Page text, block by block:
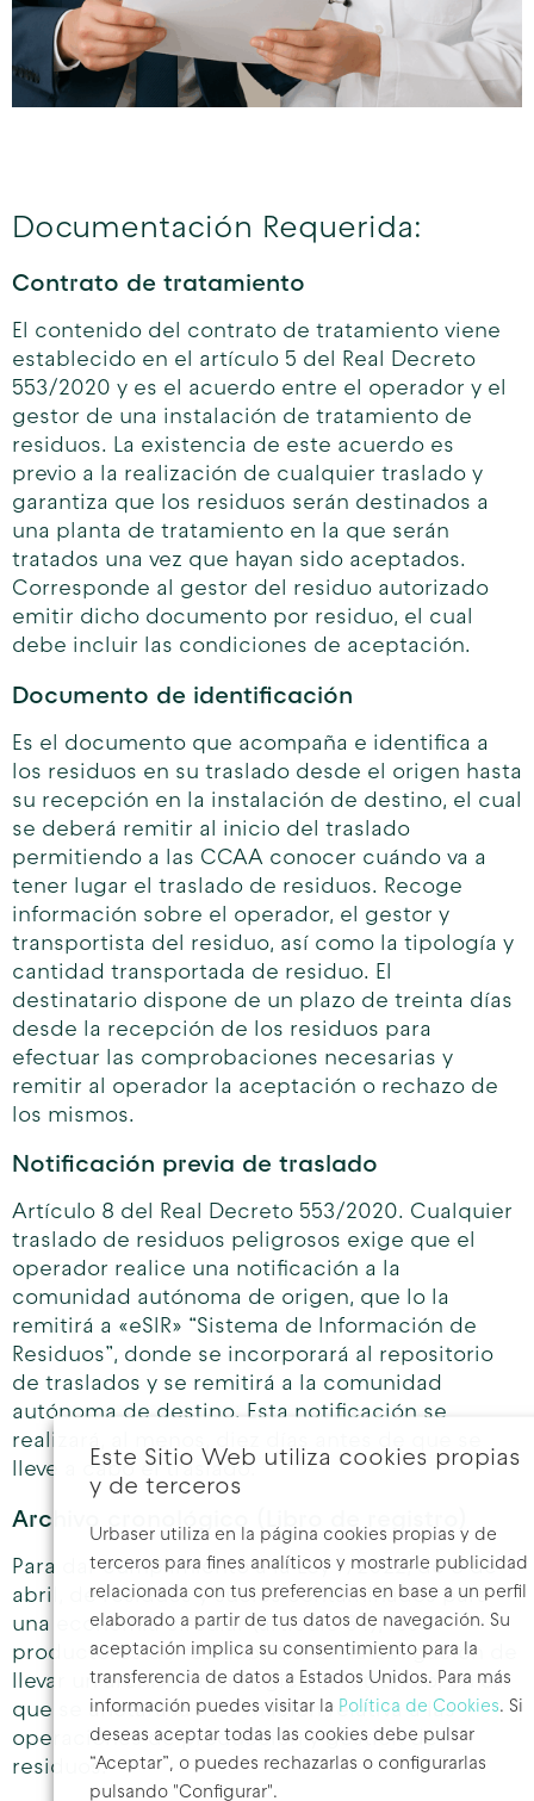
Documentación Requerida:
Contrato de tratamiento
El contenido del contrato de tratamiento viene
establecido en el artículo 5 del Real Decreto
553/2020 y es el acuerdo entre el operador y el
gestor de una instalación de tratamiento de
residuos. La existencia de este acuerdo es
previo a la realización de cualquier traslado y
garantiza que los residuos serán destinados a
una planta de tratamiento en la que serán
tratados una vez que hayan sido aceptados.
Corresponde al gestor del residuo autorizado
emitir dicho documento por residuo, el cual
debe incluir las condiciones de aceptación.
Documento de identificación
Es el documento que acompaña e identifica a
los residuos en su traslado desde el origen hasta
su recepción en la instalación de destino, el cual
se deberá remitir al inicio del traslado
permitiendo a las CCAA conocer cuándo va a
tener lugar el traslado de residuos. Recoge
información sobre el operador, el gestor y
transportista del residuo, así como la tipología y
cantidad transportada de residuo. El
destinatario dispone de un plazo de treinta días
desde la recepción de los residuos para
efectuar las comprobaciones necesarias y
remitir al operador la aceptación o rechazo de
los mismos.
Notificación previa de traslado
Artículo 8 del Real Decreto 553/2020. Cualquier
traslado de residuos peligrosos exige que el
operador realice una notificación a la
comunidad autónoma de origen, que lo la
remitirá a «eSIR» “Sistema de Información de
Residuos”, donde se incorporará al repositorio
de traslados y se remitirá a la comunidad
autónoma de destino. Esta notificación se
realizará, al menos, diez días antes de que se
lleve a cabo el traslado.
Archivo cronológico (Libro de registro)
Para dar cumplimiento a la Ley 7/2022, de 8 de
abril, de residuos y suelos contaminados para
una economía circular (artículo 64), los
productores de residuos tienen la obligación de
llevar un archivo cronológico electrónico, en el
que se anotará la información relativa a las
operaciones de producción y gestión de
residuos:
Este Sitio Web utiliza cookies propias
y de terceros
Urbaser utiliza en la página cookies propias y de
terceros para fines analíticos y mostrarle publicidad
relacionada con tus preferencias en base a un perfil
elaborado a partir de tus datos de navegación. Su
aceptación implica su consentimiento para la
transferencia de datos a Estados Unidos. Para más
información puedes visitar la Política de Cookies. Si
deseas aceptar todas las cookies debe pulsar
“Aceptar”, o puedes rechazarlas o configurarlas
pulsando "Configurar".